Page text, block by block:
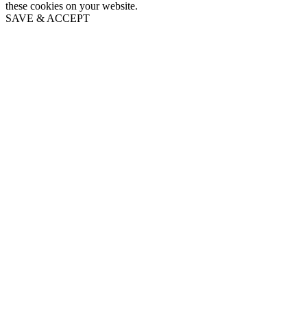
these cookies on your website.
SAVE & ACCEPT